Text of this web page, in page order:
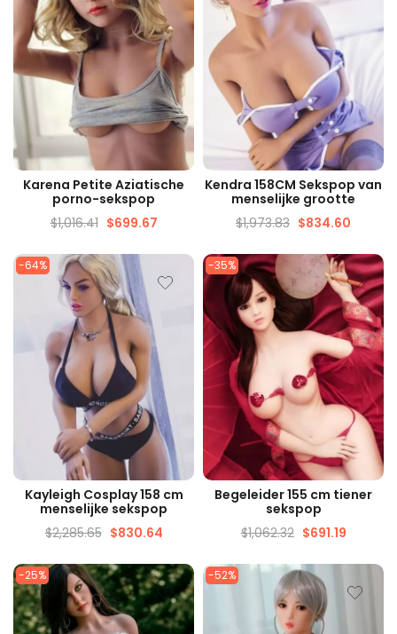
SNELLE WEERGAVE
Karena Petite Aziatische
porno-sekspop
$1,016.41 $699.67
SNELLE WEERGAVE
Kendra 158CM Sekspop van
menselijke grootte
$1,973.83 $834.60
-64%
SNELLE WEERGAVE
Kayleigh Cosplay 158 cm
menselijke sekspop
$2,285.65 $830.64
-35%
SNELLE WEERGAVE
Begeleider 155 cm tiener
sekspop
$1,062.32 $691.19
-25% -52%